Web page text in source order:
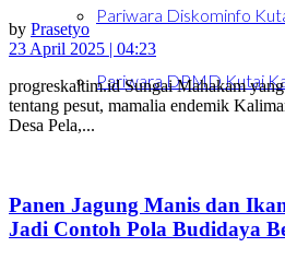
Pariwara Diskominfo
Pariwara DPMD Kutai
by Prasetyo
23 April 2025 | 04:23
progreskaltim.id Sungai Mahakam
tentang pesut, mamalia endemik
Desa Pela,...
Panen Jagung Manis dan
Jadi Contoh Pola Budidaya